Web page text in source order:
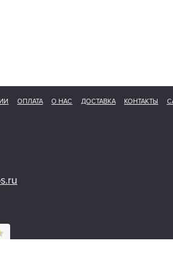
ОПЛАТА О НАС ДОСТАВКА КОНТАКТЫ